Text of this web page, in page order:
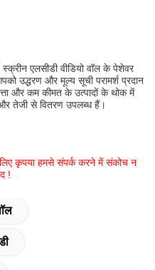
एलसीडी वीडियो वॉल के पेशेवर
उद्धरण और मूल्य सूची परामर्श प्रदान
और कम कीमत के उत्पादों के थोक में
तेजी से वितरण उपलब्ध हैं।
कृपया हमसे संपर्क करने में संकोच न
!